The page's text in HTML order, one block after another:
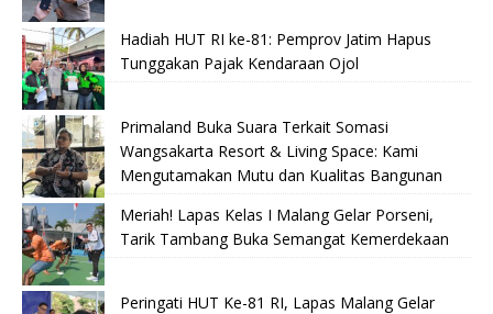
Hadiah HUT RI ke-81: Pemprov Jatim Hapus
Tunggakan Pajak Kendaraan Ojol
Primaland Buka Suara Terkait Somasi
Wangsakarta Resort & Living Space: Kami
Mengutamakan Mutu dan Kualitas Bangunan
Meriah! Lapas Kelas I Malang Gelar Porseni,
Tarik Tambang Buka Semangat Kemerdekaan
Peringati HUT Ke-81 RI, Lapas Malang Gelar